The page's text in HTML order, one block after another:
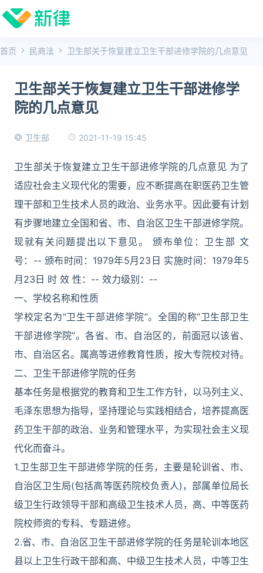
首页 民商法 卫生部关于恢复建立卫生干部进修学院的几点意见
卫生部关于恢复建立卫生干部进修学
院的几点意见
卫生部 2021-11-19 15:45
卫生部关于恢复建立卫生干部进修学院的几点意见 为了
适应社会主义现代化的需要，应不断提高在职医药卫生管
理干部和卫生技术人员的政治、业务水平。因此要有计划
有步骤地建立全国和省、市、自治区卫生干部进修学院。
现就有关问题提出以下意见。 颁布单位：卫生部 文
号：-- 颁布时间：1979年5月23日 实施时间：1979年5
月23日 时 效 性：-- 效力级别：--
一、学校名称和性质
学校定名为“卫生干部进修学院”。全国的称“卫生部卫生
干部进修学院”。各省、市、自治区的，前面冠以该省、
市、自治区名。属高等进修教育性质，按大专院校对待。
二、卫生干部进修学院的任务
基本任务是根据党的教育和卫生工作方针，以马列主义、
毛泽东思想为指导，坚持理论与实践相结合，培养提高医
药卫生干部的政治、业务和管理水平，为实现社会主义现
代化而奋斗。
1.卫生部卫生干部进修学院的任务，主要是轮训省、市、
自治区卫生局(包括高等医药院校负责人)，部属单位局长
级卫生行政领导干部和高级卫生技术人员，高、中等医药
院校师资的专科、专题进修。
2.省、市、自治区卫生干部进修学院的任务是轮训本地区
县以上卫生行政干部和高、中级卫生技术人员，中等卫生